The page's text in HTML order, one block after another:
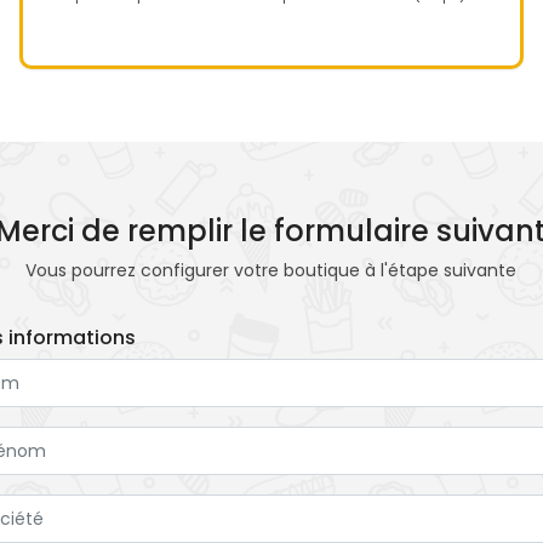
de remplir le formulaire
Vous pourrez configurer votre boutique à l'étape suivante
informations